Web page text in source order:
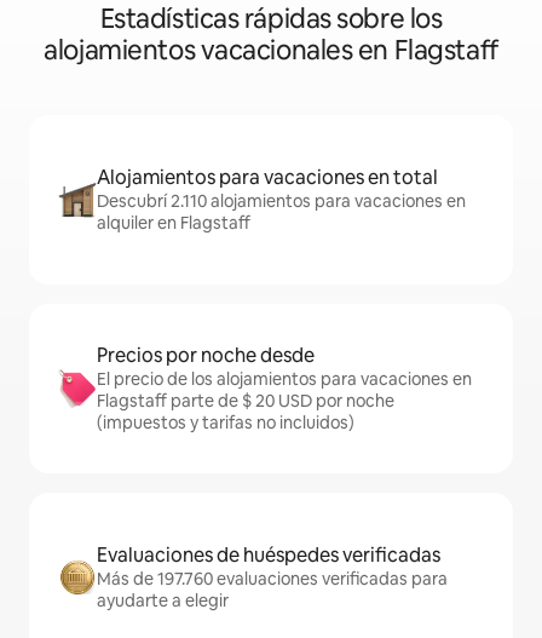
Estadísticas rápidas sobre los
alojamientos vacacionales en Flagstaff
Alojamientos para vacaciones en total
Descubrí 2.110 alojamientos para vacaciones en
alquiler en Flagstaff
Precios por noche desde
El precio de los alojamientos para vacaciones en
Flagstaff parte de $ 20 USD por noche
(impuestos y tarifas no incluidos)
Evaluaciones de huéspedes verificadas
Más de 197.760 evaluaciones verificadas para
ayudarte a elegir